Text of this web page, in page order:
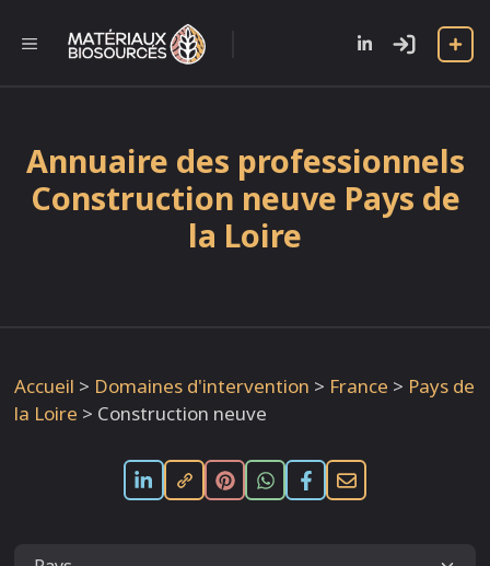
contenu
MENU
Annuaire des professionnels
Construction neuve Pays de
la Loire
Accueil > Domaines d'intervention > France > Pays de
la Loire > Construction neuve